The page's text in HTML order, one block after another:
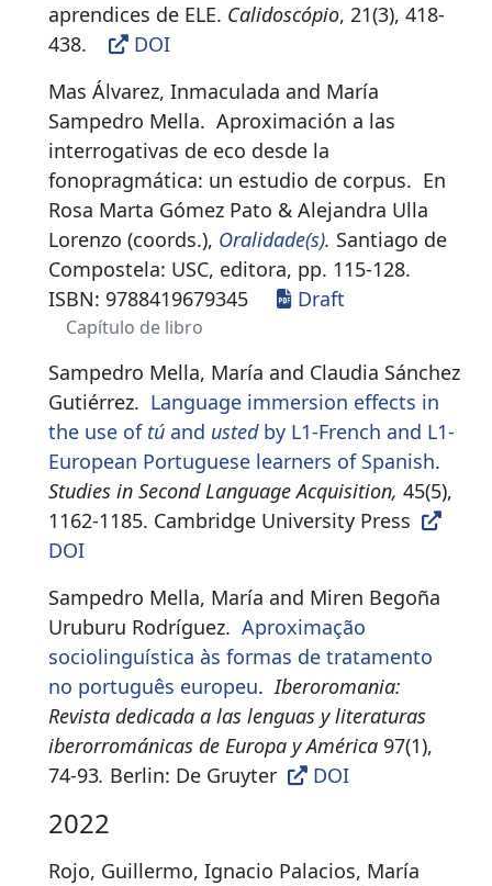
aprendices de ELE. Calidoscópio, 21(3), 418-
438.
DOI
Mas Álvarez, Inmaculada and María
Sampedro Mella. Aproximación a las
interrogativas de eco desde la
fonopragmática: un estudio de corpus. En
Rosa Marta Gómez Pato & Alejandra Ulla
Lorenzo (coords.), Oralidade(s). Santiago de
Compostela: USC, editora, pp. 115-128.
ISBN: 9788419679345 Draft
Capítulo de libro
Sampedro Mella, María and Claudia Sánchez
Gutiérrez. Language immersion effects in
the use of tú and ustedby L1-French and L1-
European Portuguese learners of Spanish.
Studies in Second Language Acquisition, 45(5),
1162-1185. Cambridge University Press
DOI
Sampedro Mella, María and Miren Begoña
Uruburu Rodríguez. Aproximação
sociolinguística às formas de tratamento
no português europeu.Iberoromania:
Revista dedicada a las lenguas y literaturas
iberorrománicas de Europa y América 97(1),
74-93. Berlin: De Gruyter DOI
2022
Rojo, Guillermo, Ignacio Palacios, María